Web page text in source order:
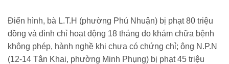
Điển hình, bà L.T.H (phường Phú Nhuận) bị phạt 80 triệu
đồng và đình chỉ hoạt động 18 tháng do khám chữa bệnh
không phép, hành nghề khi chưa có chứng chỉ; ông N.P.N
(12-14 Tân Khai, phường Minh Phụng) bị phạt 45 triệu